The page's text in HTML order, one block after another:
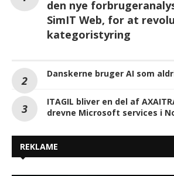
den nye
SimIT Web, for at
kategoristyring
Danskerne bruger AI som
ITAGIL bliver en del af
drevne Microsoft services i
REKLAME